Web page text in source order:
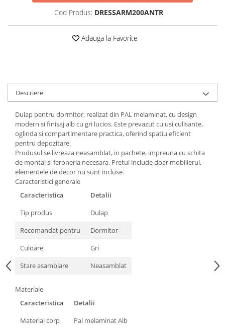
Cod Produs: DRESSARM200ANTR
Adauga la Favorite
Descriere
Dulap pentru dormitor, realizat din PAL melaminat, cu design
modern si finisaj alb cu gri lucios. Este prevazut cu usi culisante,
oglinda si compartimentare practica, oferind spatiu eficient
pentru depozitare.
Produsul se livreaza neasamblat, in pachete, impreuna cu schita
de montaj si feroneria necesara. Pretul include doar mobilierul,
elementele de decor nu sunt incluse.
Caracteristici generale
Caracteristica
Detalii
Tip produs
Dulap
Recomandat pentru
Dormitor
Culoare
Gri
Stare asamblare
Neasamblat
Materiale
Caracteristica
Detalii
Material corp
Pal melaminat Alb